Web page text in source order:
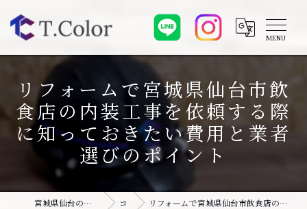
リフォームで宮城県仙台市飲
食店の内装工事を依頼する際
に知っておきたい費用と業者
選びのポイント
宮城県仙台のリフォームなら株式会社T.Color コラム リフォームで宮城県仙台市飲食店の内装工事を依頼する際に知っておきたい費用と業者選びのポイント